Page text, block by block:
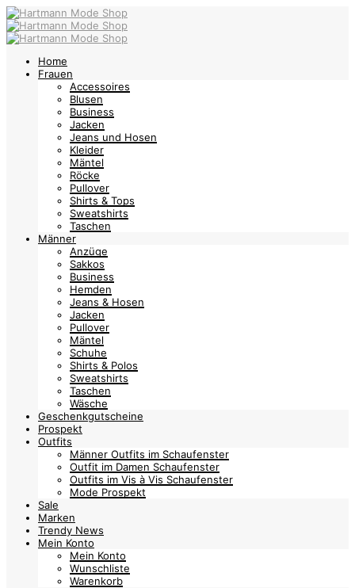
Home
Frauen
Accessoires
Blusen
Business
Jacken
Jeans und Hosen
Kleider
Mäntel
Röcke
Pullover
Shirts & Tops
Sweatshirts
Taschen
Männer
Anzüge
Sakkos
Business
Hemden
Jeans & Hosen
Jacken
Pullover
Mäntel
Schuhe
Shirts & Polos
Sweatshirts
Taschen
Wäsche
Geschenkgutscheine
Prospekt
Outfits
Männer Outfits im Schaufenster
Outfit im Damen Schaufenster
Outfits im Vis à Vis Schaufenster
Mode Prospekt
Sale
Marken
Trendy News
Mein Konto
Mein Konto
Wunschliste
Warenkorb